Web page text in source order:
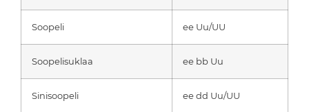
Soopeli ee Uu/UU
Soopelisuklaa ee bb Uu
Sinisoopeli ee dd Uu/UU